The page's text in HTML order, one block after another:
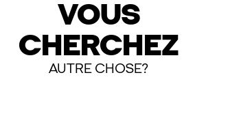
VOUS
CHERCHEZ
AUTRE CHOSE?